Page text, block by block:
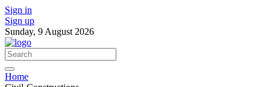
Sign in
Sign up
Sunday, 9 August 2026
Home